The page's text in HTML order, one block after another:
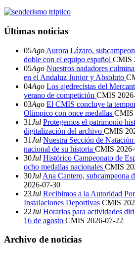
Últimas noticias
05Ago Aurora Lázaro,
doble con el equipo español CMIS
05Ago Nuestros nadadores
en el Andaluz Junior y Absoluto
04Ago Los ajedrecistas del
verano de competición CMIS
03Ago El CMIS concluye la
Olímpico con once medallas CMIS
31Jul Protegemos el patrimonio
digitalización del archivo CMIS
31Jul Nuestra Sección de
nacional de su historia CMIS
30Jul Histórico Campeonato de
ocho medallas nacionales CMIS
30Jul Ana Cantero, subcampeona
2026-07-30
23Jul Recibimos a la Autoridad
Instalaciones Deportivas CMIS
22Jul Horarios para actividades
16 de agosto CMIS 2026-07-22
Archivo de noticias